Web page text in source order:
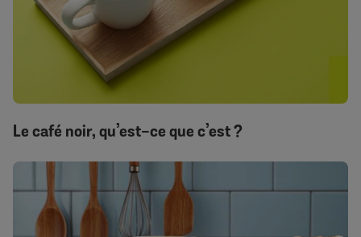
Le café noir, qu’est-ce que c’est ?